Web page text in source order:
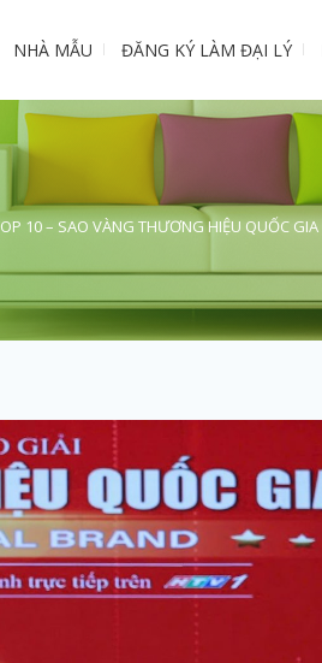
NHÀ MẪU ĐĂNG KÝ LÀM ĐẠI LÝ
10 – SAO VÀNG THƯƠNG HIỆU QUỐC GIA